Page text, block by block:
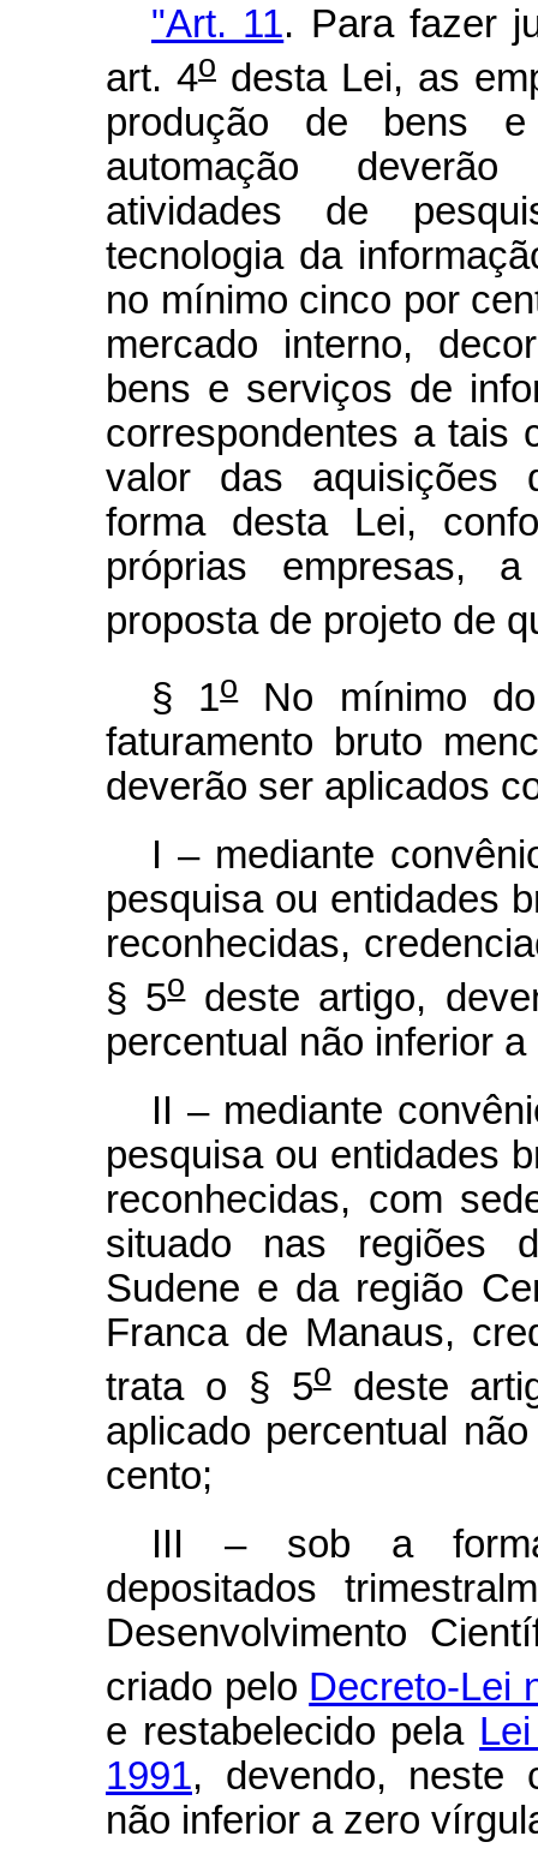
"Art. 11. Para fazer
art. 4o desta Lei, as
produção de bens
automação
atividades de
tecnologia da
no mínimo cinco por
mercado interno,
bens e serviços de
correspondentes a tais
valor das aquisições
forma desta Lei,
próprias empresas,
proposta de projeto de
§ 1oNo mínimo
faturamento bruto
deverão ser aplicados
I – mediante
pesquisa ou entidades
reconhecidas,
§ 5odeste artigo,
percentual não inferior
II – mediante
pesquisa ou entidades
reconhecidas, com
situado nas regiões
Sudene e da região
Franca de Manaus,
trata o § 5odeste
aplicado percentual
cento;
III – sob a forma
depositados
Desenvolvimento
criado pelo Decreto-Lei
e restabelecido pela
1991, devendo, neste
não inferior a zero